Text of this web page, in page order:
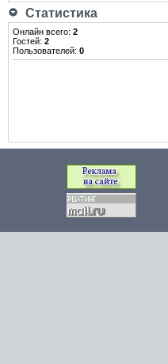
Статистика
Онлайн всего: 2
Гостей: 2
Пользователей: 0